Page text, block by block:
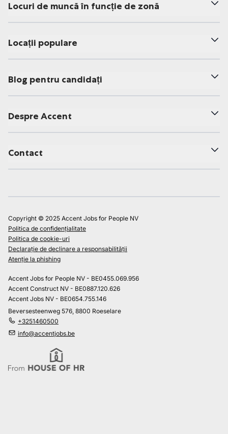
Locuri de muncă în funcție de zonă
Locații populare
Blog pentru candidați
Despre Accent
Contact
Copyright © 2025 Accent Jobs for People NV
Politica de confidențialitate
Politica de cookie-uri
Declarație de declinare a responsabilității
Atenție la phishing
Accent Jobs for People NV - BE0455.069.956
Accent Construct NV - BE0887.120.626
Accent Jobs NV - BE0654.755.146
Beversesteenweg 576, 8800 Roeselare
+3251460500
info@accentjobs.be